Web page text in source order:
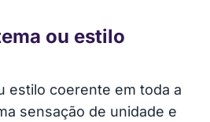
ou estilo
estilo coerente em toda a
sensação de unidade e